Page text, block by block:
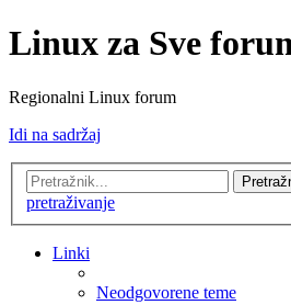
Linux za Sve
Regionalni Linux forum
Idi na sadržaj
pretraživanje
Linki
Neodgovorene teme